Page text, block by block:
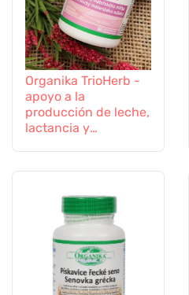
Organika TrioHerb -
apoyo a la
producción de leche,
lactancia y